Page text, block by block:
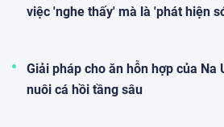
việc 'nghe thấy' mà là 'phát hiện
Giải pháp cho ăn hỗn hợp của Na
nuôi cá hồi tầng sâu